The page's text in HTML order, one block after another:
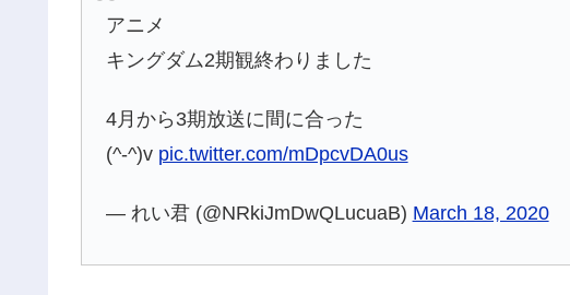
アニメ
キングダム2期観終わりました
4月から3期放送に間に合った
(^-^)v pic.twitter.com/mDpcvDA0us
— れい君 (@NRkiJmDwQLucuaB) March 18, 2020